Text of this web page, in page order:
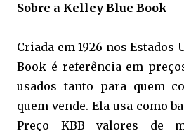
Sobre a Kelley Blue Book
Criada em 1926 nos Estados
Book é referência em
usados tanto para quem
quem vende. Ela usa como
Preço KBB valores de